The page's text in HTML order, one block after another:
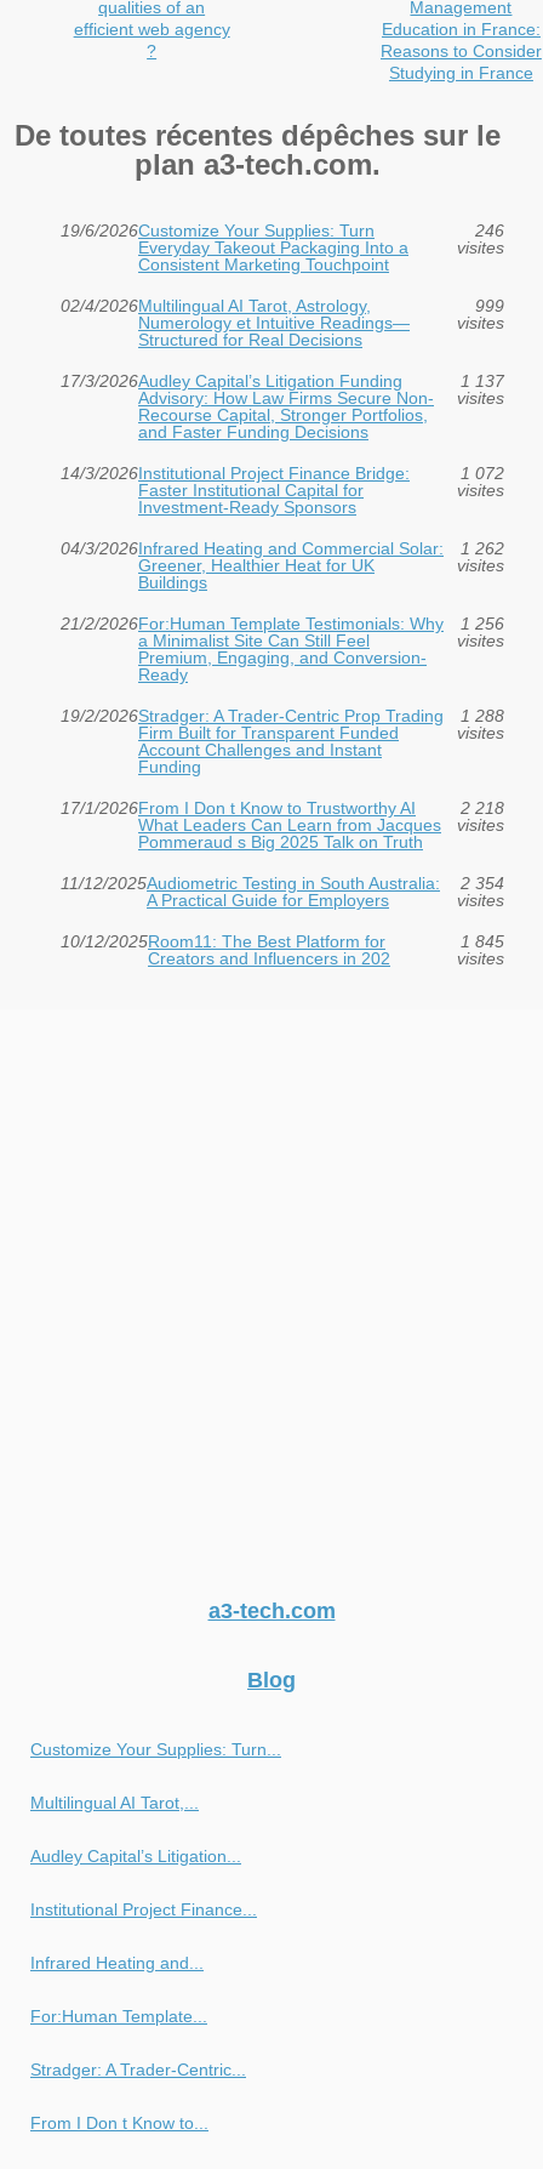
qualities of an
efficient web agency
?
Management
Education in France:
Reasons to Consider
Studying in France
De toutes récentes dépêches sur le
plan a3-tech.com.
19/6/2026Customize Your Supplies: Turn
Everyday Takeout Packaging Into a
Consistent Marketing Touchpoint
246
visites
02/4/2026Multilingual AI Tarot, Astrology,
Numerology et Intuitive Readings—
Structured for Real Decisions
999
visites
17/3/2026Audley Capital’s Litigation Funding
Advisory: How Law Firms Secure Non-
Recourse Capital, Stronger Portfolios,
and Faster Funding Decisions
1 137
visites
14/3/2026Institutional Project Finance Bridge:
Faster Institutional Capital for
Investment‑Ready Sponsors
1 072
visites
04/3/2026Infrared Heating and Commercial Solar:
Greener, Healthier Heat for UK
Buildings
1 262
visites
21/2/2026For:Human Template Testimonials: Why
a Minimalist Site Can Still Feel
Premium, Engaging, and Conversion-
Ready
1 256
visites
19/2/2026Stradger: A Trader-Centric Prop Trading
Firm Built for Transparent Funded
Account Challenges and Instant
Funding
1 288
visites
17/1/2026From I Don t Know to Trustworthy AI
What Leaders Can Learn from Jacques
Pommeraud s Big 2025 Talk on Truth
2 218
visites
11/12/2025Audiometric Testing in South Australia:
A Practical Guide for Employers
2 354
visites
10/12/2025Room11: The Best Platform for
Creators and Influencers in 202
1 845
visites
a3-tech.com
Blog
Customize Your Supplies: Turn...
Multilingual AI Tarot,...
Audley Capital’s Litigation...
Institutional Project Finance...
Infrared Heating and...
For:Human Template...
Stradger: A Trader-Centric...
From I Don t Know to...